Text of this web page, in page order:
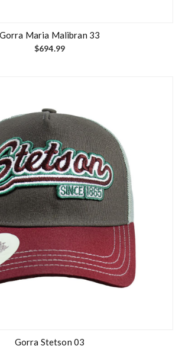
Gorra Maria Malibran 33
$694.99
Gorra Stetson 03